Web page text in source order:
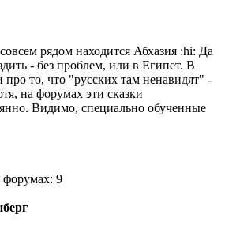
рядом находится Абхазия :hi: Да
- без проблем, или в Египет. В
то, что "русских там ненавидят" -
на форумах эти сказки
Видимо, специально обученные